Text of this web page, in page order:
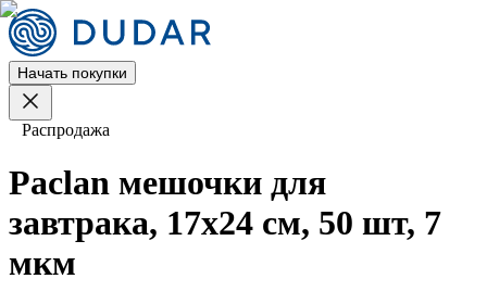
Начать покупки
Распродажа
Paclan мешочки для
завтрака, 17х24 см, 50 шт, 7
мкм